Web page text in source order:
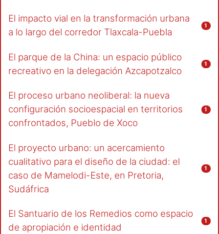
El impacto vial en la transformación urbana
a lo largo del corredor Tlaxcala-Puebla
1
El parque de la China: un espacio público
recreativo en la delegación Azcapotzalco
1
El proceso urbano neoliberal: la nueva
configuración socioespacial en territorios
confrontados, Pueblo de Xoco
1
El proyecto urbano: un acercamiento
cualitativo para el diseño de la ciudad: el
caso de Mamelodi-Este, en Pretoria,
Sudáfrica
1
El Santuario de los Remedios como espacio
de apropiación e identidad
1